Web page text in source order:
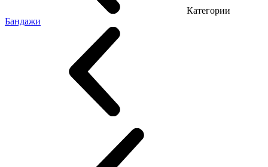
Категории
Бандажи